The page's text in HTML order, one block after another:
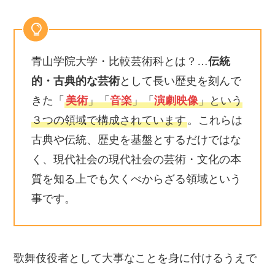
青山学院大学・比較芸術科とは？…伝統
的・古典的な芸術として長い歴史を刻んで
きた「美術」「音楽」「演劇映像」という
３つの領域で構成されています。これらは
古典や伝統、歴史を基盤とするだけではな
く、現代社会の現代社会の芸術・文化の本
質を知る上でも欠くべからざる領域という
事です。
歌舞伎役者として大事なことを身に付けるうえで